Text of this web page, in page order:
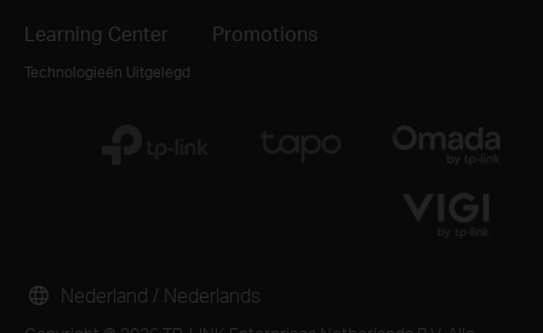
Learning Center
Technologieën Uitgelegd
Promotions
Nederland / Nederlands